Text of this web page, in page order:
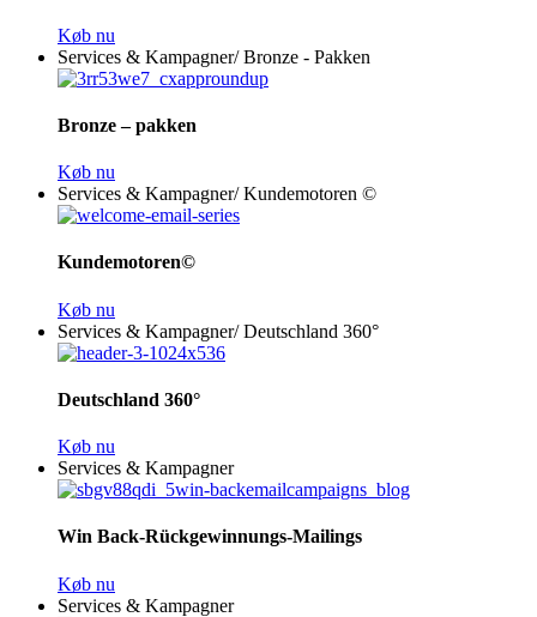
Køb nu
Services & Kampagner/ Bronze - Pakken
Bronze – pakken
Køb nu
Services & Kampagner/ Kundemotoren ©
Kundemotoren©
Køb nu
Services & Kampagner/ Deutschland 360°
Deutschland 360°
Køb nu
Services & Kampagner
Win Back-Rückgewinnungs-Mailings
Køb nu
Services & Kampagner